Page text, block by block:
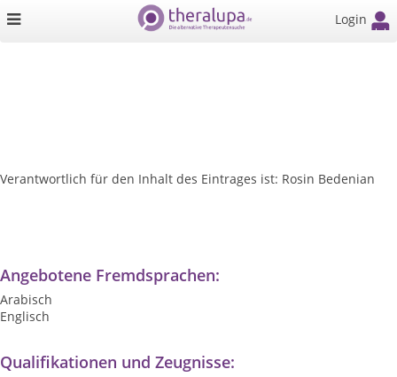
Login
Qualifikationen und Zeugnisse:
Angebotene Fremdsprachen:
Arabisch
Englisch
Verantwortlich für den Inhalt des Eintrages ist: Rosin Bedenian